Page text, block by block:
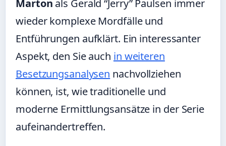
Marton als Gerald “Jerry” Paulsen immer
wieder komplexe Mordfälle und
Entführungen aufklärt. Ein interessanter
Aspekt, den Sie auch in weiteren
Besetzungsanalysen nachvollziehen
können, ist, wie traditionelle und
moderne Ermittlungsansätze in der Serie
aufeinandertreffen.